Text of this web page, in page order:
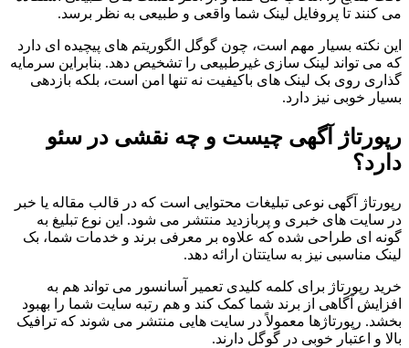
می کنند تا پروفایل لینک شما واقعی و طبیعی به نظر برسد.
این نکته بسیار مهم است، چون گوگل الگوریتم های پیچیده ای دارد
که می تواند لینک سازی غیرطبیعی را تشخیص دهد. بنابراین سرمایه
گذاری روی بک لینک های باکیفیت نه تنها امن است، بلکه بازدهی
بسیار خوبی نیز دارد.
رپورتاژ آگهی چیست و چه نقشی در سئو
دارد؟
رپورتاژ آگهی نوعی تبلیغات محتوایی است که در قالب مقاله یا خبر
در سایت های خبری و پربازدید منتشر می شود. این نوع تبلیغ به
گونه ای طراحی شده که علاوه بر معرفی برند و خدمات شما، بک
لینک مناسبی نیز به سایتتان ارائه دهد.
خرید رپورتاژ برای کلمه کلیدی تعمیر آسانسور می تواند هم به
افزایش آگاهی از برند شما کمک کند و هم رتبه سایت شما را بهبود
بخشد. رپورتاژها معمولاً در سایت هایی منتشر می شوند که ترافیک
بالا و اعتبار خوبی در گوگل دارند.